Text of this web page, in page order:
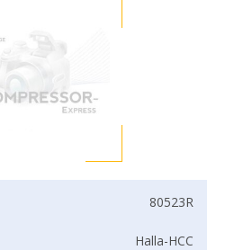
80523R
Halla-HCC